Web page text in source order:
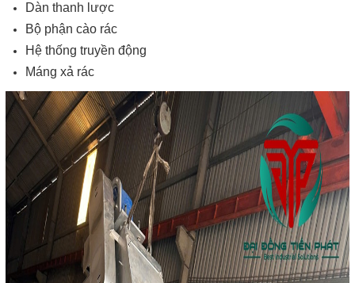
Dàn thanh lược
Bộ phận cào rác
Hệ thống truyền động
Máng xả rác